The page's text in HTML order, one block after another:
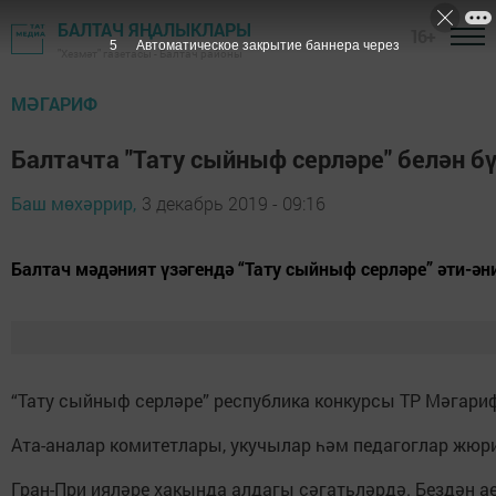
БАЛТАЧ ЯҢАЛЫКЛАРЫ
"Хезмәт" газетасы - Балтач районы
МӘГАРИФ
Балтачта "Тату сыйныф серләре" белән
Баш мөхәррир, 3 декабрь 2019 - 09:16
Балтач мәдәният үзәгендә “Тату сыйныф серләре” әти-
“Тату сыйныф серләре” республика конкурсы ТР
Ата-аналар комитетлары, укучылар һәм педагоглар
Гран-При ияләре хакында алдагы сәгатьләрдә. Бездән
4 Автоматическое закрытие баннера через